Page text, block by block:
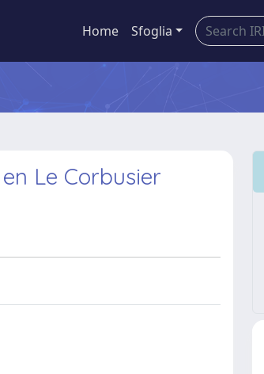
Home Sfoglia
Le Corbusier